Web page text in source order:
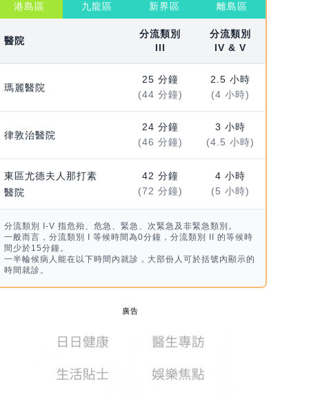
港島區 九龍區 新界區 離島區
醫院
分流類別
III
分流類別
IV & V
瑪麗醫院
25 分鐘
(44 分鐘)
2.5 小時
(4 小時)
律敦治醫院
24 分鐘
(46 分鐘)
3 小時
(4.5 小時)
東區尤德夫人那打素
醫院
42 分鐘
(72 分鐘)
4 小時
(5 小時)
分流類別 I-V 指危殆、危急、緊急、次緊急及非緊急類別。
一般而言，分流類別 I 等候時間為0分鐘，分流類別 II 的等候時
間少於15分鐘。
一半輪候病人能在以下時間內就診，大部份人可於括號內顯示的
時間就診。
廣告